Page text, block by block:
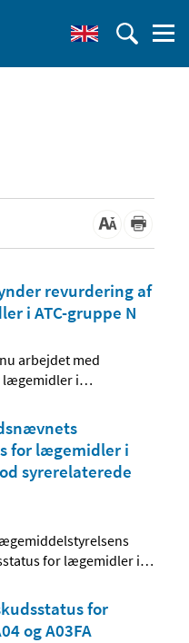
revurdering af
i ATC-gruppe N
arbejdet med
lægemidler i…
for lægemidler i
syrerelaterede
for lægemidler i…
for
og A03FA